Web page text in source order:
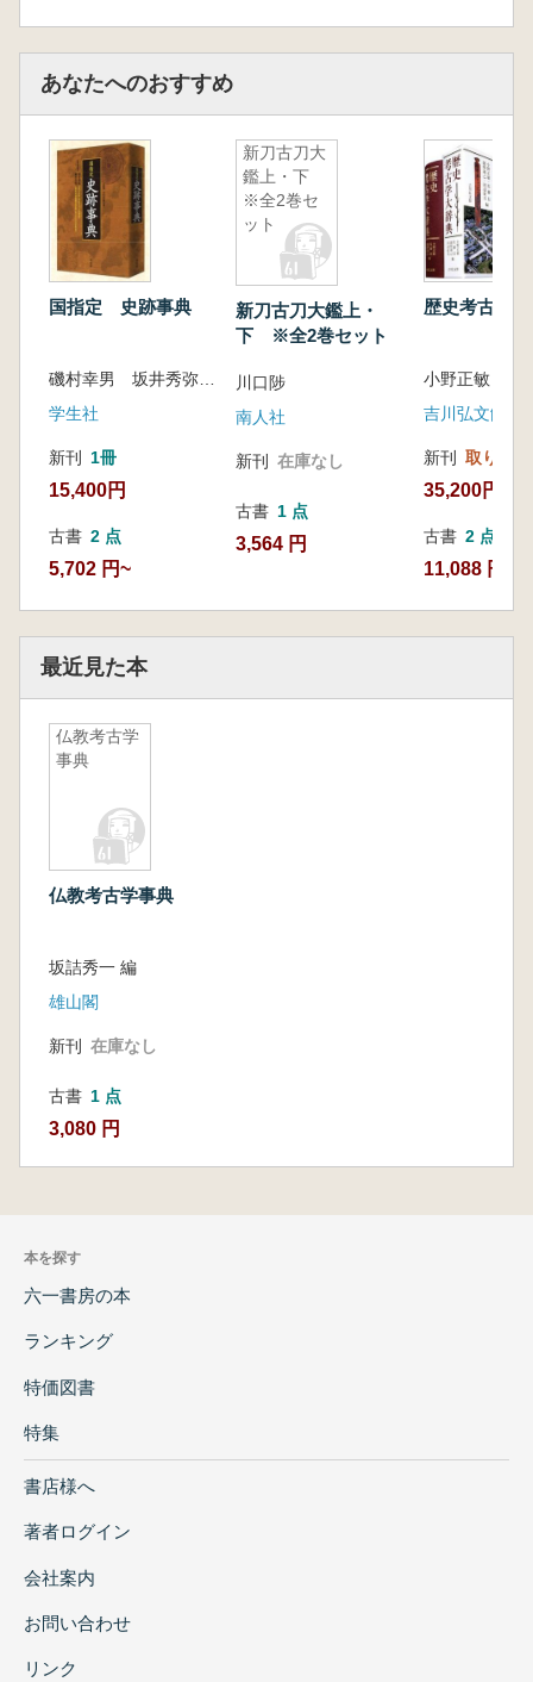
あなたへのおすすめ
国指定 史跡事典
学生社
新刊 1冊
15,400円
古書 2 点
5,702 円~
新刀古刀大
鑑上・下
※全2巻セ
ット
新刀古刀大鑑上・
下 ※全2巻セット
川口陟
南人社
新刊 在庫なし
古書 1 点
3,564 円
歴史考古学
吉川弘文館
新刊 取り寄せ
35,200円
古書 2 点
11,088 円~
最近見た本
仏教考古学
事典
仏教考古学事典
坂詰秀一 編
雄山閣
新刊 在庫なし
古書 1 点
3,080 円
本を探す
六一書房の本
ランキング
特価図書
特集
書店様へ
著者ログイン
会社案内
お問い合わせ
リンク